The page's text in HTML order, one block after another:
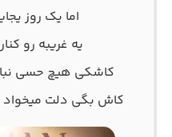
اما یک روز
یه غریبه رو
کاشکی هیچ حسی
کاش بگی دلت میخواد